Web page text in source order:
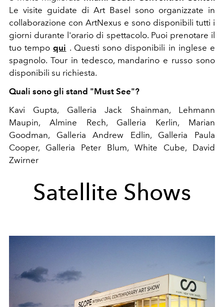
Le visite guidate di Art Basel sono organizzate in
collaborazione con ArtNexus e sono disponibili tutti i
giorni durante l'orario di spettacolo. Puoi prenotare il
tuo tempoqui . Questi sono disponibili in inglese e
spagnolo. Tour in tedesco, mandarino e russo sono
disponibili su richiesta.
Quali sono gli stand "Must See"?
Kavi Gupta, Galleria Jack Shainman, Lehmann
Maupin, Almine Rech, Galleria Kerlin, Marian
Goodman, Galleria Andrew Edlin, Galleria Paula
Cooper, Galleria Peter Blum, White Cube, David
Zwirner
Satellite Shows